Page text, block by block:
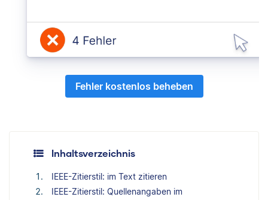
Fehler kostenlos beheben
Inhaltsverzeichnis
IEEE-Zitierstil: im Text zitieren
IEEE-Zitierstil: Quellenangaben im